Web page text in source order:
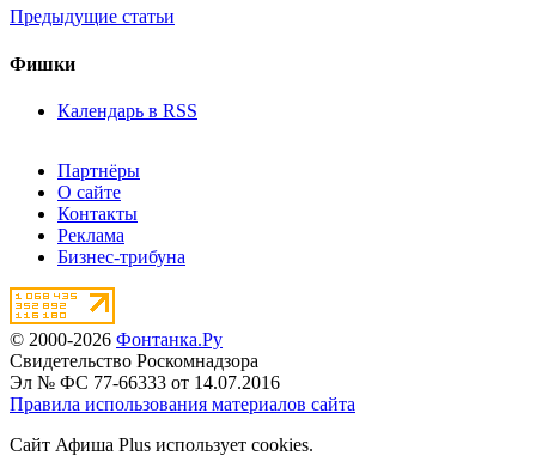
Предыдущие статьи
Фишки
Календарь в RSS
Партнёры
О сайте
Контакты
Реклама
Бизнес-трибуна
© 2000-2026 Фонтанка.Ру
Свидетельство Роскомнадзора
Эл № ФС 77-66333 от 14.07.2016
Правила использования материалов сайта
Сайт Афиша Plus использует cookies.